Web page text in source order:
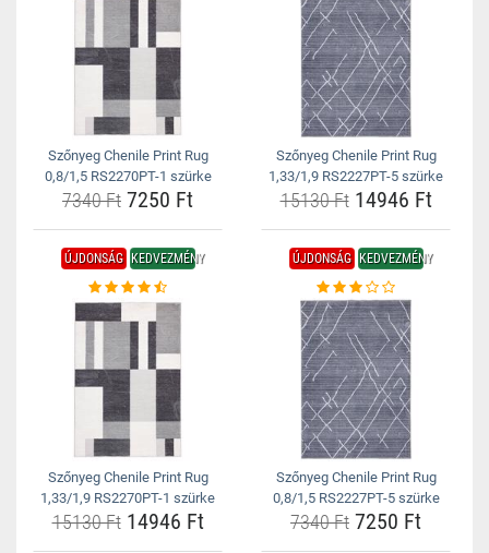
Szőnyeg Chenile Print Rug
0,8/1,5 RS2270PT-1 szürke
7340 Ft 7250 Ft
Szőnyeg Chenile Print Rug
1,33/1,9 RS2227PT-5 szürke
15130 Ft14946 Ft
ÚJDONSÁG KEDVEZMÉNY
Szőnyeg Chenile Print Rug
1,33/1,9 RS2270PT-1 szürke
15130 Ft14946 Ft
ÚJDONSÁG KEDVEZMÉNY
Szőnyeg Chenile Print Rug
0,8/1,5 RS2227PT-5 szürke
7340 Ft 7250 Ft